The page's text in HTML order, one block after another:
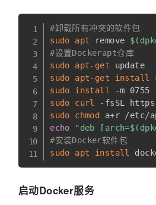
#卸载所有冲突的软件包
sudo
apt remove $(
#设置Dockerapt仓库
sudo
apt-get
sudo
apt-get install
sudo
install
sudo
curl
sudo
chmod
echo
"deb [arch=$(
#安装Docker软件包
sudo
apt install
启动Docker服务